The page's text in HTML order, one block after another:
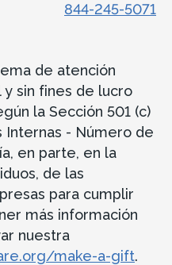
844-245-5071
de atención
sin fines de lucro
la Sección 501 (c)
Internas - Número de
en parte, en la
de las
para cumplir
más información
nuestra
make-a-gift.